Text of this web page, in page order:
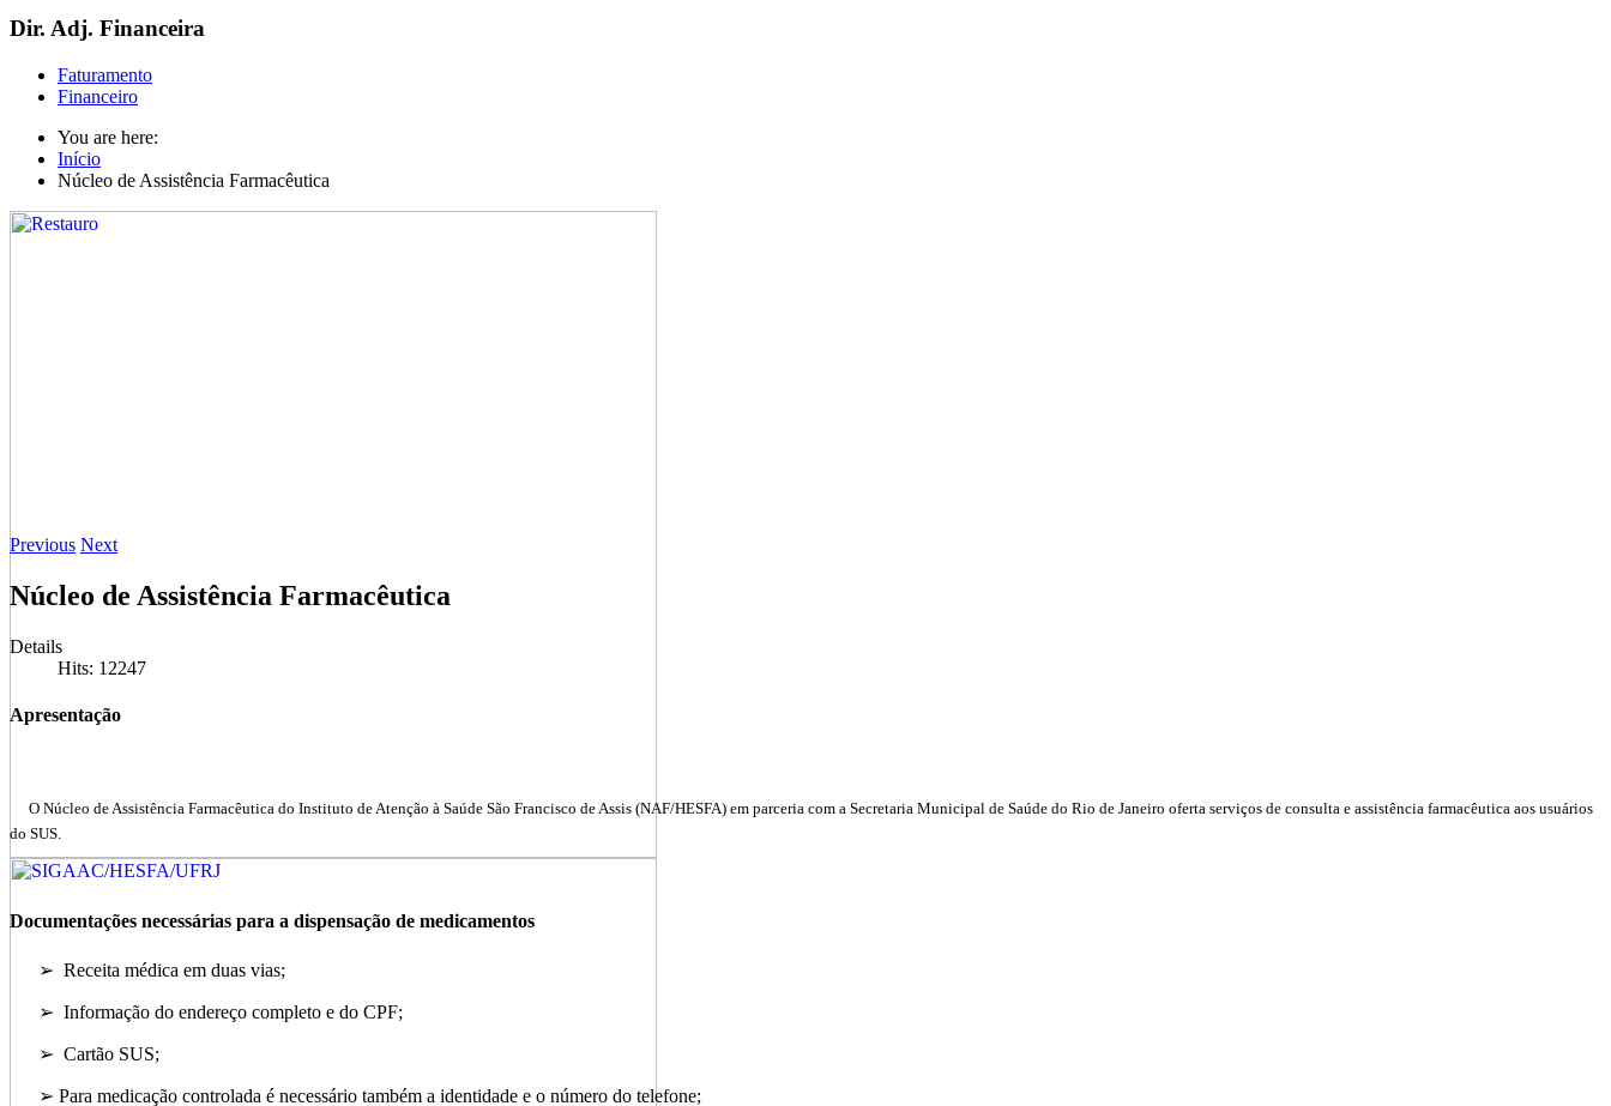
Dir. Adj. Financeira
Faturamento
Financeiro
You are here:
Início
Núcleo de Assistência Farmacêutica
Previous Next
Núcleo de Assistência Farmacêutica
Details
Hits: 12247
Apresentação
O Núcleo de Assistência Farmacêutica do Instituto de Atenção à Saúde São Francisco de Assis (NAF/HESFA) em parceria com a Secretaria Municipal de Saúde do Rio de Janeiro oferta serviços de consulta e assistência farmacêutica aos usuários
do SUS.
Documentações necessárias para a dispensação de medicamentos
➢ Receita médica em duas vias;
➢ Informação do endereço completo e do CPF;
➢ Cartão SUS;
➢ Para medicação controlada é necessário também a identidade e o número do telefone;